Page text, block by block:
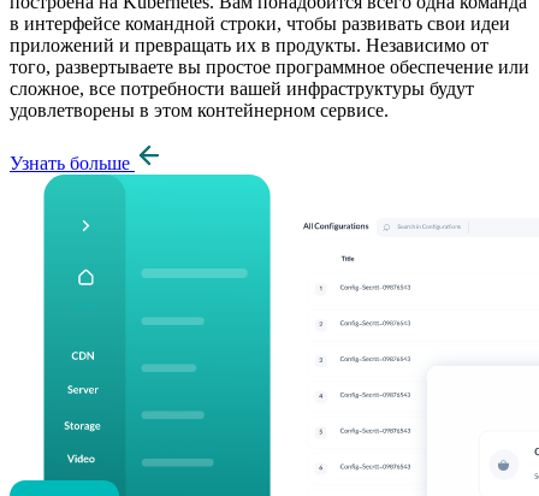
в интерфейсе командной строки, чтобы развивать свои идеи
приложений и превращать их в продукты. Независимо от
того, развертываете вы простое программное обеспечение или
сложное, все потребности вашей инфраструктуры будут
удовлетворены в этом контейнерном сервисе.
Узнать больше